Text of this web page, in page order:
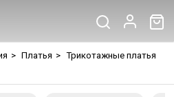
> Платья > Трикотажные платья